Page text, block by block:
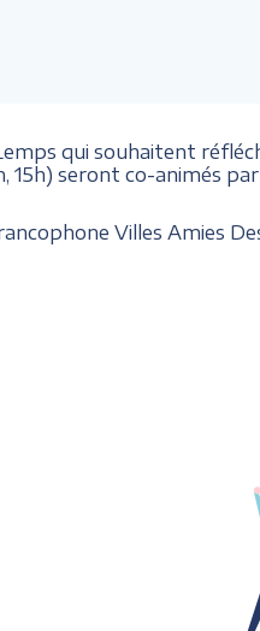
qui souhaitent
seront co-animés par
Villes Amies